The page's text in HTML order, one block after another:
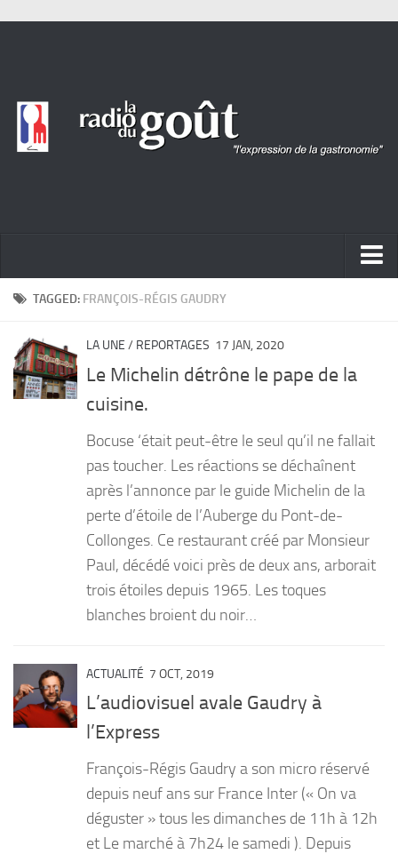
ACTUALITÉ
PORTRAITS
LIVRES
Entrées
Desserts
TAGGED: FRANÇOIS-RÉGIS GAUDRY
LA UNE / REPORTAGES 17 JAN, 2020
Le Michelin détrône le pape de la
cuisine.
Bocuse ‘était peut-être le seul qu’il ne fallait
pas toucher. Les réactions se déchaînent
après l’annonce par le guide Michelin de la
perte d’étoile de l’Auberge du Pont-de-
Collonges. Ce restaurant créé par Monsieur
Paul, décédé voici près de deux ans, arborait
trois étoiles depuis 1965. Les toques
blanches broient du noir…
ACTUALITÉ 7 OCT, 2019
L’audiovisuel avale Gaudry à
l’Express
François-Régis Gaudry a son micro réservé
depuis neuf ans sur France Inter (« On va
déguster » tous les dimanches de 11h à 12h
et Le marché à 7h24 le samedi ). Depuis